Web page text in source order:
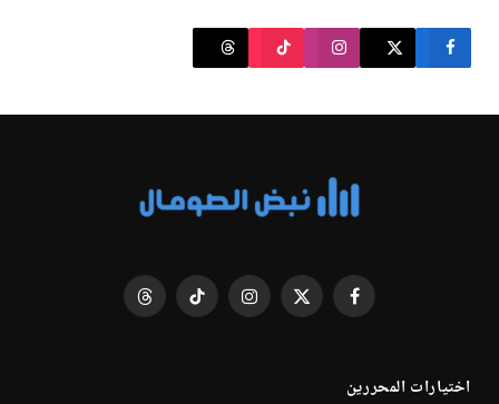
فيسبوك X
الانستغرامتيكتوك Threads
اختيارات المحررين